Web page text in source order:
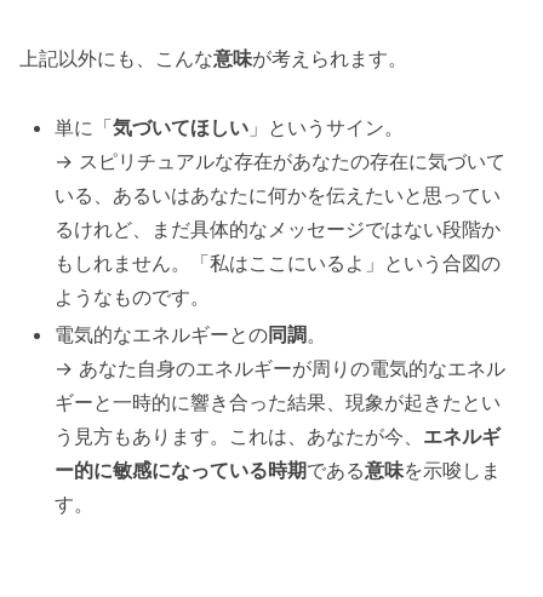
上記以外にも、こんな意味が考えられます。
単に「気づいてほしい 」というサイン。
→ スピリチュアルな存在があなたの存在に気づいて
いる、あるいはあなたに何かを伝えたいと思ってい
るけれど、まだ具体的なメッセージではない段階か
もしれません。「私はここにいるよ」という合図の
ようなものです。
電気的なエネルギーとの同調。
→ あなた自身のエネルギーが周りの電気的なエネル
ギーと一時的に響き合った結果、現象が起きたとい
う見方もあります。これは、あなたが今、 エネルギ
ー的に敏感になっている時期である意味を示唆しま
す。